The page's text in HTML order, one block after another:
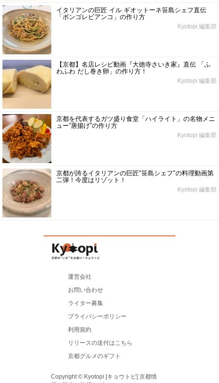
イタリアンの巨匠 イル ギオットーネ笹島シェフ直伝
「ボンゴレビアンコ」の作り方
Kyotopi 編集部
【京都】名店レシピ動画『大徳寺さいき家』直伝 「ふ
わふわ だし巻き卵」の作り方！
Kyotopi 編集部
京都を代表するガツ盛り食堂「ハイライト」の名物メニ
ュー”唐揚げ”の作り方
Kyotopi 編集部
京都が誇るイタリアンの巨匠"笹島シェフ"の料理動画第
二弾！今度はリゾット！
Kyotopi 編集部
運営会社
お問い合わせ
ライター募集
プライバシーポリシー
利用規約
リリースの送付はこちら
京都グルメのギフト
Copyright © Kyotopi [キョウトピ] 京都情